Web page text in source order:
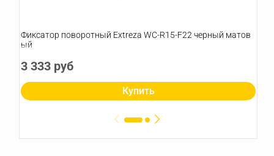
Фиксатор поворотный Extreza WC-R15-F22 черный матов
ый
3 333 руб
Купить